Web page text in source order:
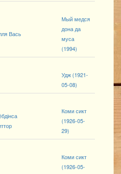
Вась
Мый медся
дона да
муса
(1994)
Удж (1921-
05-08)
Коми сикт
(1926-05-
29)
Коми сикт
(1926-05-